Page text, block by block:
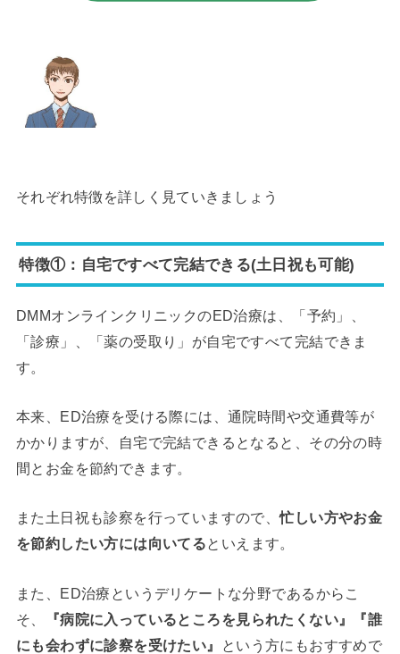
それぞれ特徴を詳しく見ていきましょう
特徴①：自宅ですべて完結できる(土日祝も可能)
DMMオンラインクリニックのED治療は、「予約」、
「診療」、「薬の受取り」が自宅ですべて完結できま
す。
本来、ED治療を受ける際には、通院時間や交通費等が
かかりますが、自宅で完結できるとなると、その分の時
間とお金を節約できます。
また土日祝も診察を行っていますので、忙しい方やお金
を節約したい方には向いてるといえます。
また、ED治療というデリケートな分野であるからこ
そ、
『病院に入っているところを見られたくない』『誰
にも会わずに診察を受けたい』
という方にもおすすめで